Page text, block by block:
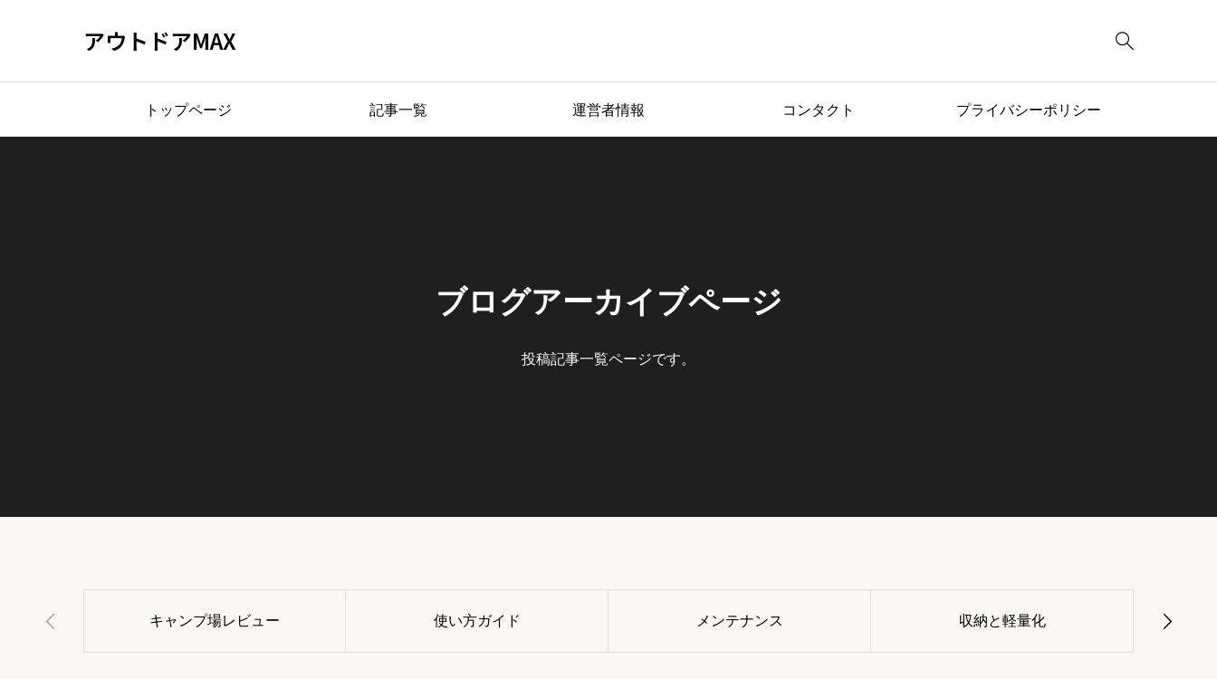
アウトドアMAX 
トップページ 記事一覧 運営者情報 コンタクト プライバシーポリシー
ブログアーカイブページ
投稿記事一覧ページです。
キャンプ場レビュー 使い方ガイド メンテナンス 収納と軽量化